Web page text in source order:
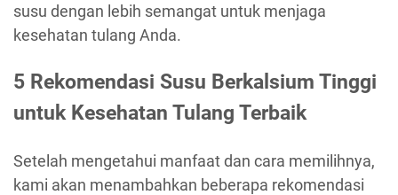
susu dengan lebih semangat untuk menjaga
kesehatan tulang Anda.
5 Rekomendasi Susu Berkalsium Tinggi
untuk Kesehatan Tulang Terbaik
Setelah mengetahui manfaat dan cara memilihnya,
kami akan menambahkan beberapa rekomendasi